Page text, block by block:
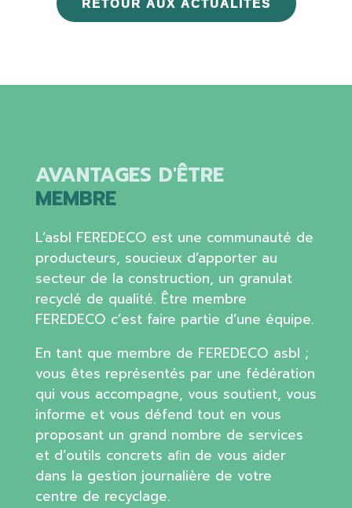
RETOUR AUX ACTUALITÉS
AVANTAGES D'ÊTRE
MEMBRE
L’asbl FEREDECO est une communauté de
producteurs, soucieux d’apporter au
secteur de la construction, un granulat
recyclé de qualité. Être membre
FEREDECO c’est faire partie d’une équipe.
En tant que membre de FEREDECO asbl ;
vous êtes représentés par une fédération
qui vous accompagne, vous soutient, vous
informe et vous défend tout en vous
proposant un grand nombre de services
et d’outils concrets aﬁn de vous aider
dans la gestion journalière de votre
centre de recyclage.